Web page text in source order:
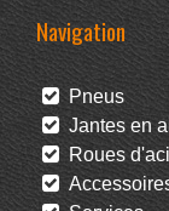
Navigation
Pneus
Jantes en
Roues